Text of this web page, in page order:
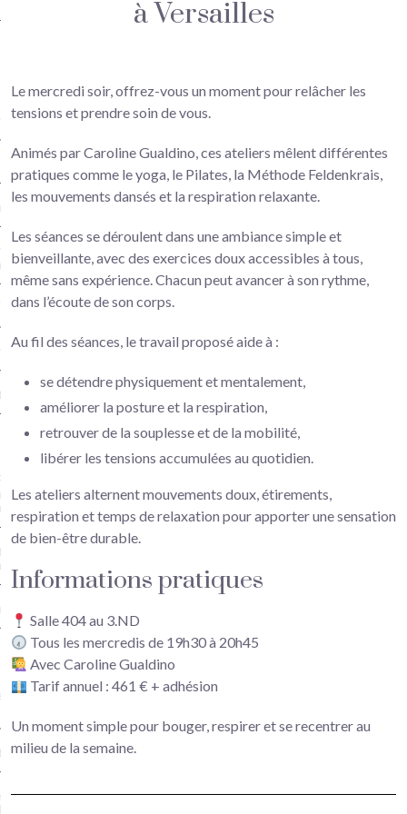
à Versailles
Versailles
méthode Suzuki – Versailles
lyrique à Versailles
enfants (6/9 ans) et
DIY (broderie, crochet, petite
Terre Bois Pierre –
théâtre 8-10 ans et 11 ans
adultes
Musicale – association Hello
à Versailles
Le mercredi soir, offrez-vous un moment pour relâcher les
tensions et prendre soin de vous.
Animés par Caroline Gualdino, ces ateliers mêlent différentes
pratiques comme le yoga, le Pilates, la Méthode Feldenkrais,
les mouvements dansés et la respiration relaxante.
Les séances se déroulent dans une ambiance simple et
bienveillante, avec des exercices doux accessibles à tous,
même sans expérience. Chacun peut avancer à son rythme,
dans l’écoute de son corps.
Au fil des séances, le travail proposé aide à :
se détendre physiquement et mentalement,
améliorer la posture et la respiration,
retrouver de la souplesse et de la mobilité,
libérer les tensions accumulées au quotidien.
Les ateliers alternent mouvements doux, étirements,
respiration et temps de relaxation pour apporter une sensation
de bien-être durable.
Informations pratiques
Salle 404 au 3.ND
Tous les mercredis de 19h30 à 20h45
Avec Caroline Gualdino
Tarif annuel : 461 € + adhésion
Un moment simple pour bouger, respirer et se recentrer au
milieu de la semaine.